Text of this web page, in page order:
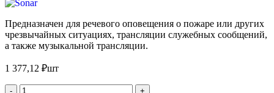
Предназначен для речевого оповещения о пожаре или других
чрезвычайных ситуациях, трансляции служебных сообщений,
а также музыкальной трансляции.
1 377,12 ₽шт